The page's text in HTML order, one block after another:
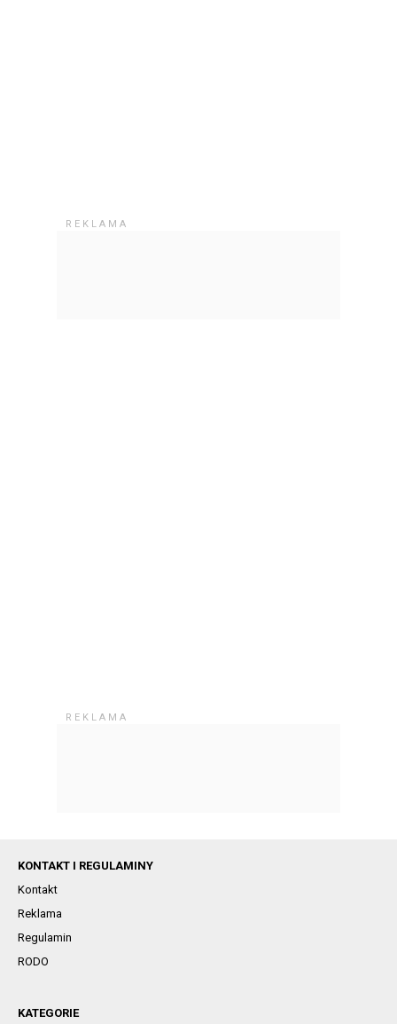
KONTAKT I REGULAMINY
Kontakt
Reklama
Regulamin
RODO
KATEGORIE